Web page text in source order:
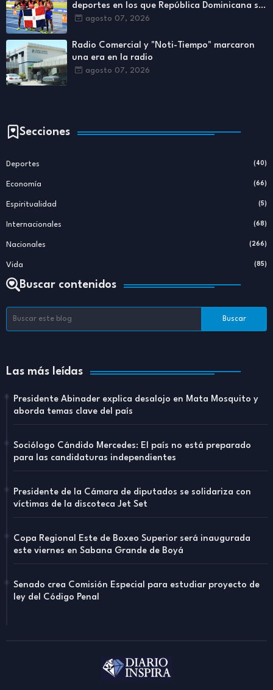
deportes en los que República Dominicana se
ha destacado más
agosto 07, 2026
Radio Comercial y "Noti-Tiempo" marcaron
una era en la radio
agosto 07, 2026
Secciones
Deportes (40)
Economía (66)
Espiritualidad (5)
Internacionales (68)
Nacionales (266)
Vida (85)
Buscar contenidos
Las más leídas
Presidente Abinader explica desalojo en Mata Mosquito y
aborda temas clave del país
Sociólogo Cándido Mercedes: El país no está preparado
para las candidaturas independientes
Presidente de la Cámara de diputados se solidariza con
víctimas de la discoteca Jet Set
Copa Regional Este de Boxeo Superior será inaugurada
este viernes en Sabana Grande de Boyá
Senado crea Comisión Especial para estudiar proyecto de
ley del Código Penal